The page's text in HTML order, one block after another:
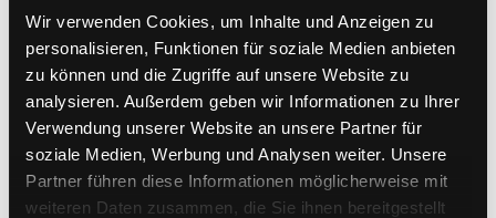
Wir verwenden Cookies, um Inhalte und Anzeigen zu
personalisieren, Funktionen für soziale Medien anbieten
zu können und die Zugriffe auf unsere Website zu
analysieren. Außerdem geben wir Informationen zu Ihrer
Verwendung unserer Website an unsere Partner für
soziale Medien, Werbung und Analysen weiter. Unsere
Partner führen diese Informationen möglicherweise mit
weiteren Daten zusammen, die Sie ihnen bereitgestellt
Wasserdicht: >20.000 MM
Atmungsaktivität: 14.000g/m2/24h
Reißverschluss und Bund am Knopf
Gürtelschlaufen
Zwei Fronttaschen mit Klettverschluss
Zwei abnehmbare Werkzeugtaschen
Oberschenkeltasche rechts
Cargotasche mit Druckknopfverschluss
Produktdaten
Artikelnummer 4WS-5083-WOMAN-53/07
EAN: 5708217964003
Größentabelle